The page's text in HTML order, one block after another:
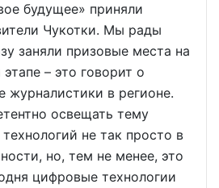
будущее» приняли
Чукотки. Мы рады
заняли призовые места на
– это говорит о
журналистики в регионе.
освещать тему
не так просто в
но, тем не менее, это
цифровые технологии